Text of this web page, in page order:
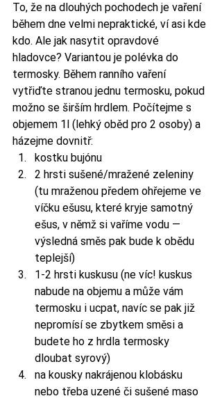
To, že na dlouhých pochodech je vaření
během dne velmi nepraktické, ví asi kde
kdo. Ale jak nasytit opravdové
hladovce? Variantou je polévka do
termosky. Během ranního vaření
vytřiďte stranou jednu termosku, pokud
možno se širším hrdlem. Počítejme s
objemem 1l (lehký oběd pro 2 osoby) a
házejme dovnitř:
kostku bujónu
2 hrsti sušené/mražené zeleniny
(tu mraženou předem ohřejeme ve
víčku ešusu, které kryje samotný
ešus, v němž si vaříme vodu —
výsledná směs pak bude k obědu
teplejší)
1-2 hrsti kuskusu (ne víc! kuskus
nabude na objemu a může vám
termosku i ucpat, navíc se pak již
nepromísí se zbytkem směsi a
budete ho z hrdla termosky
dloubat syrový)
na kousky nakrájenou klobásku
nebo třeba uzené či sušené maso